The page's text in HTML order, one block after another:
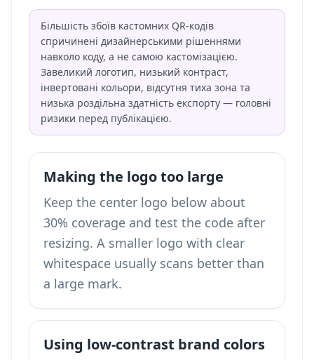
Більшість збоїв кастомних QR-кодів
спричинені дизайнерськими рішеннями
навколо коду, а не самою кастомізацією.
Завеликий логотип, низький контраст,
інвертовані кольори, відсутня тиха зона та
низька роздільна здатність експорту — головні
ризики перед публікацією.
Making the logo too large
Keep the center logo below about
30% coverage and test the code after
resizing. A smaller logo with clear
whitespace usually scans better than
a large mark.
Using low-contrast brand colors